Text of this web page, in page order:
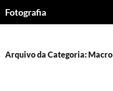
para
Fotografia
Arquivo da Categoria: Macro